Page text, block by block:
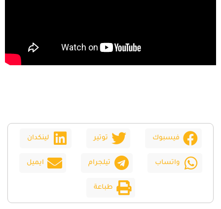
فيسبوك توتير لينكدان
واتساب تيلجرام ايميل
طباعة